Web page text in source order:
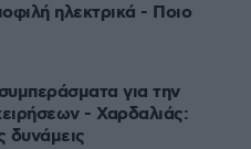
ηλεκτρικά - Ποιο
για την
- Χαρδαλιάς:
δυνάμεις